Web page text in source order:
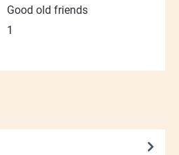
Good old friends
1